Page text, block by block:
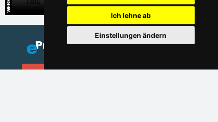
Ich lehne ab
Einstellungen ändern
Direkte Kontakte auf die Unterkunft in der Slowakei
Fügen Sie Ihre Unterkunft hinzu